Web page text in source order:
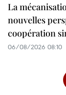
La
nouvelles
coopération
06/08/2026 08:10